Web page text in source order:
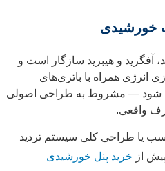
خورشیدی
آفگرید و هیبرید سازگار است و
انرژی همراه با باتری‌های
شود — مشروط به طراحی اصولی
واقعی.
یا طراحی کلی سیستم تردید
از خرید پنل خورشیدی